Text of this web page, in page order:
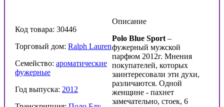
Код товара: 30446
Торговый дом: Ralph Lauren
Семейство: ароматические
фужерные
Год выпуска: 2012
Описание
Polo Blue Sport –
фужерный мужской
парфюм 2012г. Мнения
покупателей, которых
заинтересовали эти духи,
различаются. Одной
женщине - пахнет
замечательно, стоек, 6